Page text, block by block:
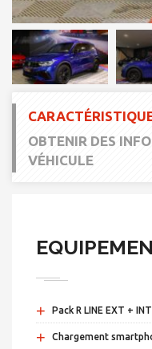
OBTENIR DES
VÉHICULE
+ Pack R LINE EXT + INT
+ Chargement